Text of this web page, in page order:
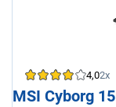
4,02x
MSI Cyborg